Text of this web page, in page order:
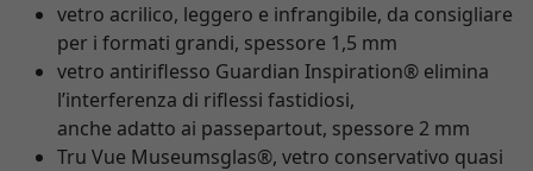
vetro acrilico, leggero e infrangibile, da consigliare
per i formati grandi, spessore 1,5 mm
vetro antiriflesso Guardian Inspiration® elimina
l’interferenza di riflessi fastidiosi,
anche adatto ai passepartout, spessore 2 mm
Tru Vue Museumsglas®, vetro conservativo quasi